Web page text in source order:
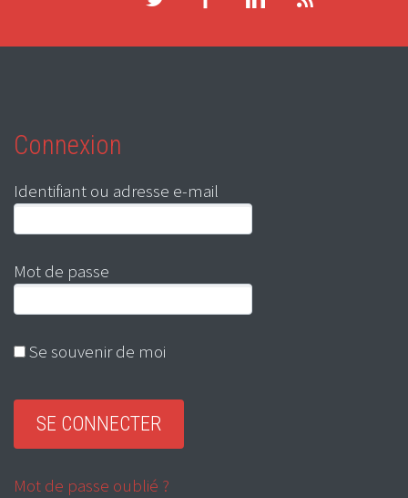
Connexion
Identifiant ou adresse e-mail
Mot de passe
Se souvenir de moi
Mot de passe oublié ?